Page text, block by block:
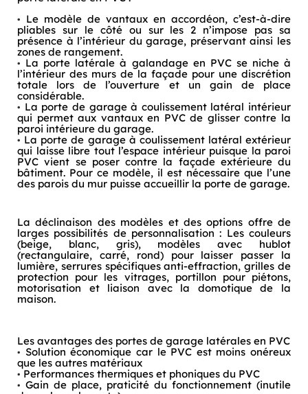
Le modèle de vantaux en accordéon, c’est-à-dire
pliables sur le côté ou sur les 2 n’impose pas sa
présence à l’intérieur du garage, préservant ainsi les
zones de rangement.
La porte latérale à galandage en PVC se niche à
l’intérieur des murs de la façade pour une discrétion
totale lors de l’ouverture et un gain de place
considérable.
La porte de garage à coulissement latéral intérieur
qui permet aux vantaux en PVC de glisser contre la
paroi intérieure du garage.
La porte de garage à coulissement latéral extérieur
qui laisse libre tout l’espace intérieur puisque la paroi
PVC vient se poser contre la façade extérieure du
bâtiment. Pour ce modèle, il est nécessaire que l’une
des parois du mur puisse accueillir la porte de garage.
La déclinaison des modèles et des options offre de
larges possibilités de personnalisation : Les couleurs
(beige, blanc, gris), modèles avec hublot
(rectangulaire, carré, rond) pour laisser passer la
lumière, serrures spécifiques anti-effraction, grilles de
protection pour les vitrages, portillon pour piétons,
motorisation et liaison avec la domotique de la
maison.
Les avantages des portes de garage latérales en PVC
Solution économique car le PVC est moins onéreux
que les autres matériaux
Performances thermiques et phoniques du PVC
Gain de place, praticité du fonctionnement (inutile